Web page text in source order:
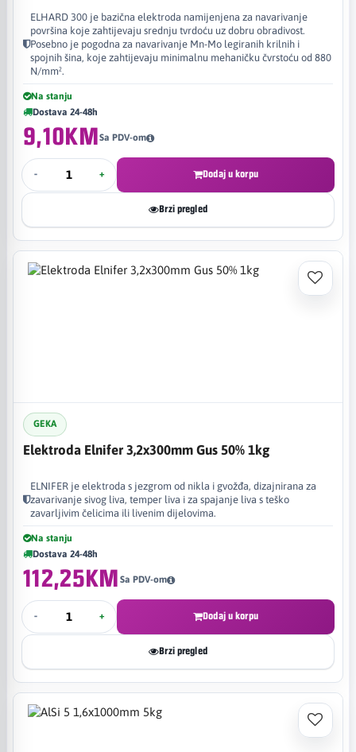
ELHARD 300 je bazična elektroda namijenjena za navarivanje
površina koje zahtijevaju srednju tvrdoću uz dobru obradivost.
Posebno je pogodna za navarivanje Mn-Mo legiranih krilnih i
spojnih šina, koje zahtijevaju minimalnu mehaničku čvrstoću od 880
N/mm².
Na stanju
Dostava 24-48h
9,10KMSa PDV-om
- + Dodaj u korpu
Brzi pregled
GEKA
Elektroda Elnifer 3,2x300mm Gus 50% 1kg
ELNIFER je elektroda s jezgrom od nikla i gvožđa, dizajnirana za
zavarivanje sivog liva, temper liva i za spajanje liva s teško
zavarljivim čelicima ili livenim dijelovima. ​
Na stanju
Dostava 24-48h
112,25KM Sa PDV-om
- + Dodaj u korpu
Brzi pregled